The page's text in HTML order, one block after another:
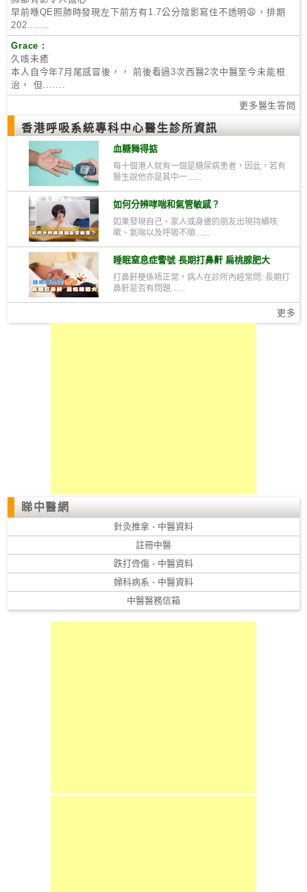
早前喺QE照肺時發現左下前方有1.7公分陰影寫住不透明😩，排期
202.......
Grace :
久咳未癒
本人自今年7月尾感冒後，， 前後看過3次西醫2次中醫至今未能根
治， 但.......
更多醫生答問
香港呼吸系統專科中心醫生診所資訊
血糖舞得掂
每十個港人就有一個是糖尿病患者，因此，若有
醫生說他亦是其中一.......
如何分辨哮喘和氣管敏感？
如果發現自己、家人或身邊的朋友出現持續咳
嗽、氣喘以及呼吸不順.......
睡眠窒息症警號 長期打鼻鼾 扁桃腺肥大
打鼻鼾梗係唔正常，病人在診所內經常問: 長期打
鼻鼾是否有問題.......
更多
睇中醫網
針灸推拿 - 中醫資料
註冊中醫
跌打骨傷 - 中醫資料
婦科病系 - 中醫資料
中醫醫務信箱